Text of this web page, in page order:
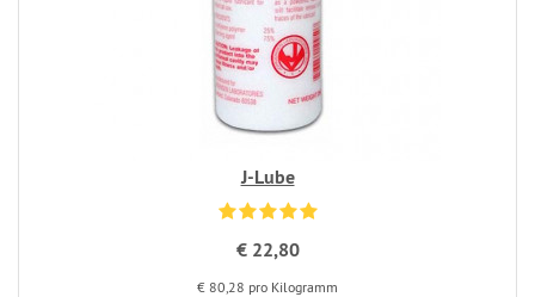
J-Lube
€ 22,80
€ 80,28 pro Kilogramm